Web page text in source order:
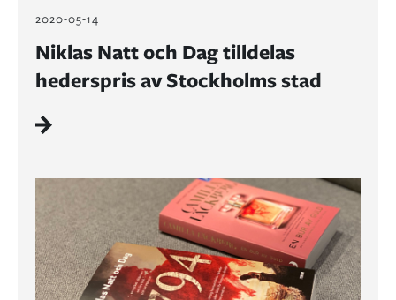
2020-05-14
Niklas Natt och Dag tilldelas
hederspris av Stockholms stad